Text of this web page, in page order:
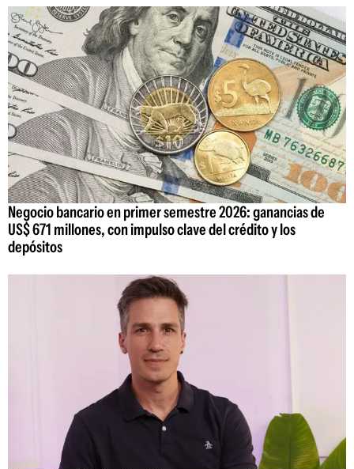
Negocio bancario en primer semestre 2026: ganancias de
US$ 671 millones, con impulso clave del crédito y los
depósitos